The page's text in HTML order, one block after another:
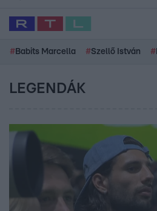
# Babits Marcella #Szellő István #
LEGENDÁK